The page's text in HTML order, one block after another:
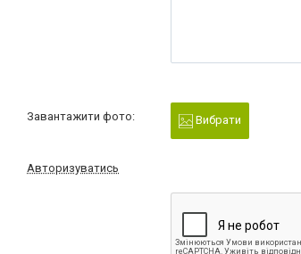
Завантажити фото: Вибрати
Авторизуватись